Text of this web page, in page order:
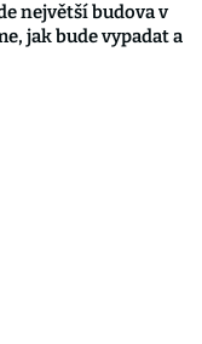
největší budova v
jak bude vypadat a